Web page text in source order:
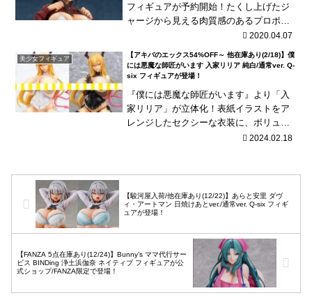
フィギュアが予約開始！たくし上げたジ
ャージから見える肉質感のあるプロポー
ションが魅力的！シークレットバストパ
2020.04.07
美少女フィギュア
【アキバのエックス54%OFF～ 他在庫あり(2/18)】僕
には悪魔な師匠がいます 入家リリア 純白/通常ver. Q-
six フィギュアが登場！
『僕には悪魔な師匠がいます』より「入
家リリア」が立体化！表紙イラストをア
レンジしたセクシーな衣装に、ボリュー
ム満点なお胸やお尻が魅力的！2024.02.18
【駿河屋入荷/他在庫あり(12/22)】あらと安里 ダヴ
ィ・アートマン 日焼けあとver./通常ver. Q-six フィギ
ュアが登場！
【FANZA 5点在庫あり(12/24)】Bunny’s ママ代行サー
ビス BINDing 浄土浜伽奈 ネイティブ フィギュアが公
式ショップ/FANZA限定で登場！